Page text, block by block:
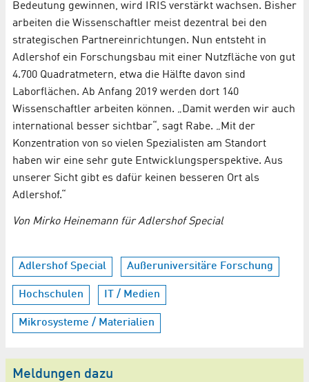
Bedeutung gewinnen, wird IRIS verstärkt wachsen. Bisher
arbeiten die Wissenschaftler meist dezentral bei den
strategischen Partnereinrichtungen. Nun entsteht in
Adlershof ein Forschungsbau mit einer Nutzfläche von gut
4.700 Quadratmetern, etwa die Hälfte davon sind
Laborflächen. Ab Anfang 2019 werden dort 140
Wissenschaftler arbeiten können. „Damit werden wir auch
international besser sichtbar“, sagt Rabe. „Mit der
Konzentration von so vielen Spezialisten am Standort
haben wir eine sehr gute Entwicklungsperspektive. Aus
unserer Sicht gibt es dafür keinen besseren Ort als
Adlershof.“
Von Mirko Heinemann für Adlershof Special
Adlershof Special Außeruniversitäre Forschung
Hochschulen IT / Medien
Mikrosysteme / Materialien
Meldungen dazu